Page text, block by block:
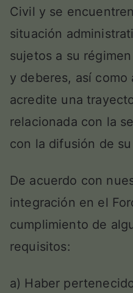
Civil y se
situación
sujetos a su
y deberes, así
acredite una
relacionada con la
con la difusión de
De acuerdo con
integración en el
cumplimiento de
requisitos:
a) Haber